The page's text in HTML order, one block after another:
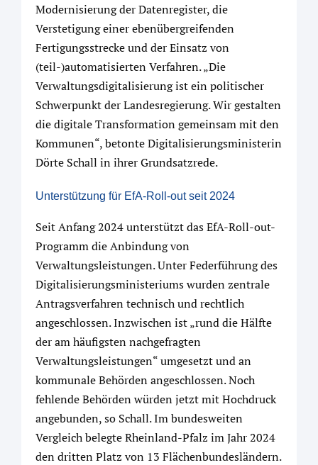
Modernisierung der Datenregister, die
Verstetigung einer ebenübergreifenden
Fertigungsstrecke und der Einsatz von
(teil-)automatisierten Verfahren. „Die
Verwaltungsdigitalisierung ist ein politischer
Schwerpunkt der Landesregierung. Wir gestalten
die digitale Transformation gemeinsam mit den
Kommunen“, betonte Digitalisierungsministerin
Dörte Schall in ihrer Grundsatzrede.
Unterstützung für EfA-Roll-out seit 2024
Seit Anfang 2024 unterstützt das EfA-Roll-out-
Programm die Anbindung von
Verwaltungsleistungen. Unter Federführung des
Digitalisierungsministeriums wurden zentrale
Antragsverfahren technisch und rechtlich
angeschlossen. Inzwischen ist „rund die Hälfte
der am häufigsten nachgefragten
Verwaltungsleistungen“ umgesetzt und an
kommunale Behörden angeschlossen. Noch
fehlende Behörden würden jetzt mit Hochdruck
angebunden, so Schall. Im bundesweiten
Vergleich belegte Rheinland-Pfalz im Jahr 2024
den dritten Platz von 13 Flächenbundesländern.